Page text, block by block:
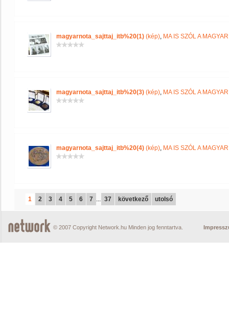
magyarnota_sajttaj_itb%20(1) (kép), MA IS SZÓL A
magyarnota_sajttaj_itb%20(3) (kép), MA IS SZÓL A
magyarnota_sajttaj_itb%20(4) (kép), MA IS SZÓL A
1 2 3 4 5 6 7 ... 37 következő utolsó
© 2007 Copyright Network.hu Minden jog fenntartva.